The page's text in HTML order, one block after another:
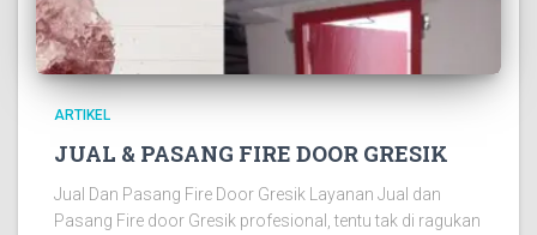
ARTIKEL
JUAL & PASANG FIRE DOOR GRESIK
Jual Dan Pasang Fire Door Gresik Layanan Jual dan
Pasang Fire door Gresik profesional, tentu tak di ragukan